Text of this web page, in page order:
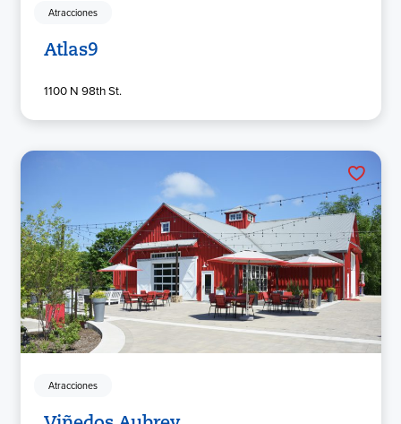
Atracciones
Atlas9
1100 N 98th St.
Atracciones